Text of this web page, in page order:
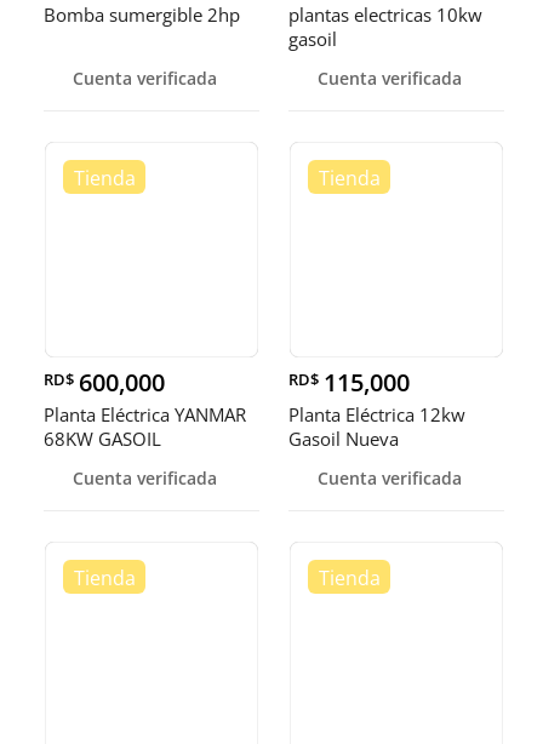
Bomba sumergible 2hp
Cuenta verificada
plantas electricas 10kw
gasoil
Cuenta verificada
RD$ 600,000
Planta Eléctrica YANMAR
68KW GASOIL
Cuenta verificada
RD$ 115,000
Planta Eléctrica 12kw
Gasoil Nueva
Cuenta verificada